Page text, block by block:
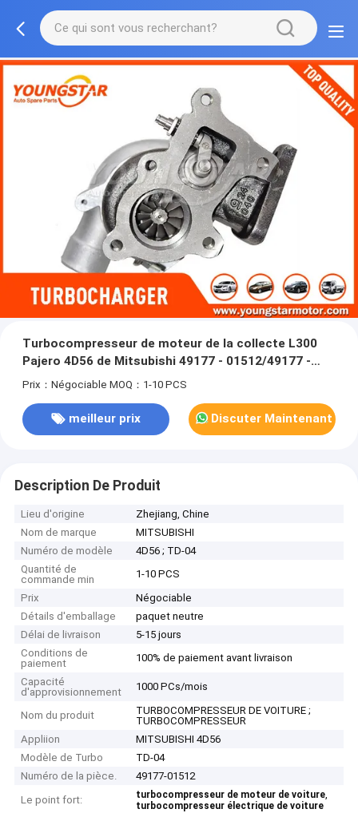
Turbocompresseur de moteur de la collecte L300
Pajero 4D56 de Mitsubishi 49177 - 01512/49177 -
01513
Prix：Négociable MOQ：1-10 PCS
meilleur prix Discuter Maintenant
Description De Produit
Lieu d'origine
Zhejiang, Chine
Nom de marque
MITSUBISHI
Numéro de modèle
4D56 ; TD-04
Quantité de
commande min
1-10 PCS
Prix
Négociable
Détails d'emballage
paquet neutre
Délai de livraison
5-15 jours
Conditions de
paiement
100% de paiement avant livraison
Capacité
d'approvisionnement
1000 PCs/mois
Nom du produit
TURBOCOMPRESSEUR DE VOITURE ;
TURBOCOMPRESSEUR
Appliion
MITSUBISHI 4D56
Modèle de Turbo
TD-04
Numéro de la pièce.
49177-01512
Le point fort:
turbocompresseur de moteur de voiture,
turbocompresseur électrique de voiture